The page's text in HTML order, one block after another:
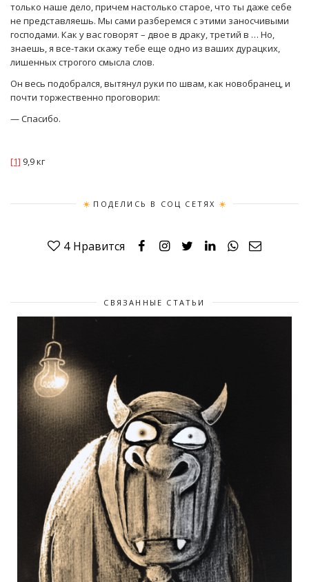
только наше дело, причем настолько старое, что ты даже себе
не представляешь. Мы сами разберемся с этими заносчивыми
господами. Как у вас говорят – двое в драку, третий в … Но,
знаешь, я все-таки скажу тебе еще одно из ваших дурацких,
лишенных строгого смысла слов.
Он весь подобрался, вытянул руки по швам, как новобранец, и
почти торжественно проговорил:
— Спасибо.
[1] 9,9 кг
ПОДЕЛИСЬ В СОЦ СЕТЯХ
4 Нравится
СВЯЗАННЫЕ СТАТЬИ